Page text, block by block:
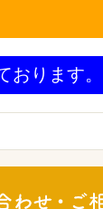
ります